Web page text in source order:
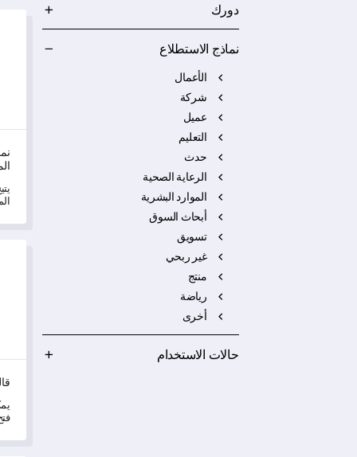
دورك
نماذج الاستطلاع
الأعمال
شركة
عميل
التعليم
حدث
الرعاية الصحية
الموارد البشرية
أبحاث السوق
تسويق
غير ربحي
منتج
رياضة
أخرى
حالات الاستخدام